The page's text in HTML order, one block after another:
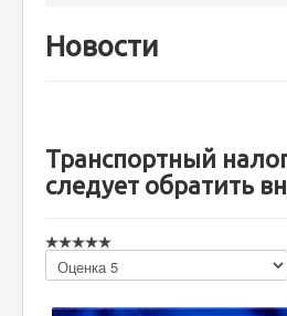
Новости
Транспортный
следует обратить
Пожалуйста,
оцените